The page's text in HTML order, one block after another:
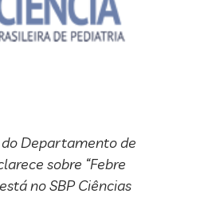
Departamento de
sobre “Febre
no SBP Ciências